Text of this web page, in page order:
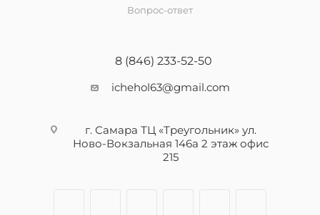
Вопрос-ответ
8 (846) 233-52-50
ichehol63@gmail.com
г. Самара ТЦ «Треугольник» ул.
Ново-Вокзальная 146а 2 этаж офис
215